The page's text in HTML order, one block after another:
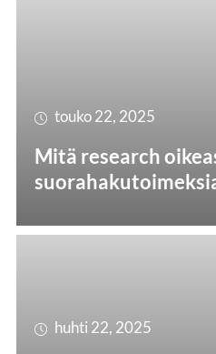
touko 22, 2025
Mitä research
huhti 22, 2025